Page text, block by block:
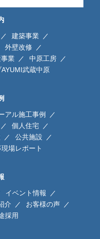
建築事業
外壁改修
業
中原工房
武蔵中原
アル施工事例
個人住宅
公共施設
場レポート
イベント情報
介
お客様の声
採用